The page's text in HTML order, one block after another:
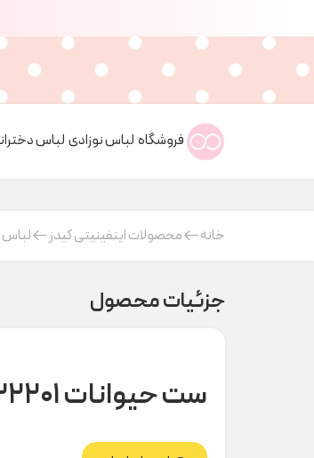
فروشگاه لباس نوزادی لباس
خانه محصولات اینفینیتی کیدز لباس
جزئیات محصول
ست حیوانات ۲۲۲۰۱ indigo کد t000295